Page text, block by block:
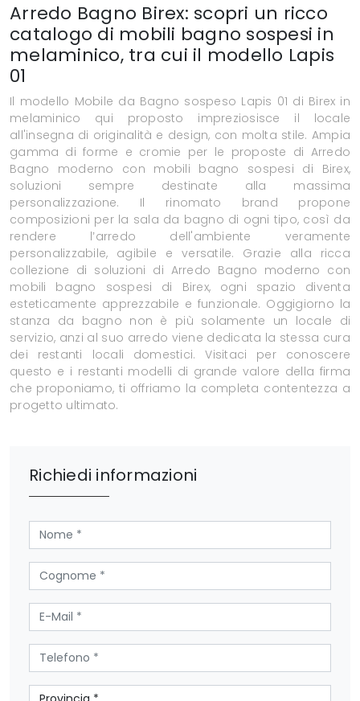
Arredo Bagno Birex: scopri un ricco
catalogo di mobili bagno sospesi in
melaminico, tra cui il modello Lapis
01
Il modello Mobile da Bagno sospeso Lapis 01 di Birex in
melaminico qui proposto impreziosisce il locale
all'insegna di originalità e design, con molta stile. Ampia
gamma di forme e cromie per le proposte di Arredo
Bagno moderno con mobili bagno sospesi di Birex,
soluzioni sempre destinate alla massima
personalizzazione. Il rinomato brand propone
composizioni per la sala da bagno di ogni tipo, così da
rendere l’arredo dell'ambiente veramente
personalizzabile, agibile e versatile. Grazie alla ricca
collezione di soluzioni di Arredo Bagno moderno con
mobili bagno sospesi di Birex, ogni spazio diventa
esteticamente apprezzabile e funzionale. Oggigiorno la
stanza da bagno non è più solamente un locale di
servizio, anzi al suo arredo viene dedicata la stessa cura
dei restanti locali domestici. Visitaci per conoscere
questo e i restanti modelli di grande valore della firma
che proponiamo, ti offriamo la completa contentezza a
progetto ultimato.
Richiedi informazioni